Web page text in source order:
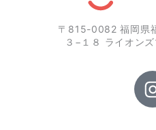
〒815-0082 福岡県
３−１８ ライオン